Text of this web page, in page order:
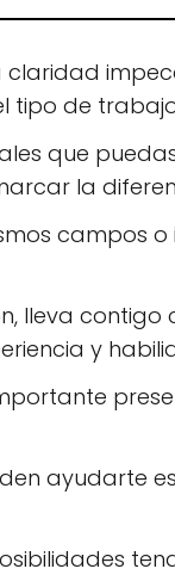
claridad
tipo de
que
la
campos o
lleva contigo
y
ayudarte